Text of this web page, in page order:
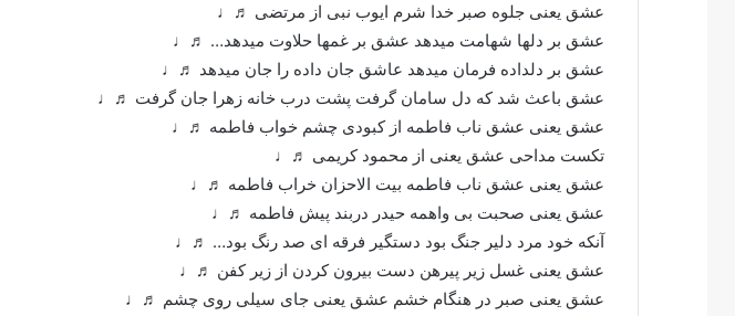
عشق یعنی جلوه صبر خدا شرم ایوب نبی از مرتضی ♬♩
عشق بر دلها شهامت میدهد عشق بر غمها حلاوت میدهد… ♬♩
عشق بر دلداده فرمان میدهد عاشق جان داده را جان میدهد ♬♩
عشق باعث شد که دل سامان گرفت پشت درب خانه زهرا جان گرفت ♬♩
عشق یعنی عشق ناب فاطمه از کبودی چشم خواب فاطمه ♬♩
تکست مداحی عشق یعنی از محمود کریمی ♬♩
عشق یعنی عشق ناب فاطمه بیت الاحزان خراب فاطمه ♬♩
عشق یعنی صحبت بی ‌واهمه حیدر دربند پیش فاطمه ♬♩
آنکه خود مرد دلیر جنگ بود دستگیر فرقه ای صد رنگ بود… ♬♩
عشق یعنی غسل زیر پیرهن دست بیرون کردن از زیر کفن ♬♩
عشق یعنی صبر در هنگام خشم عشق یعنی جای سیلی روی چشم ♬♩